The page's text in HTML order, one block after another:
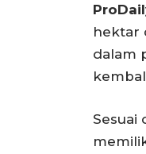
hektar
dalam
Sesuai